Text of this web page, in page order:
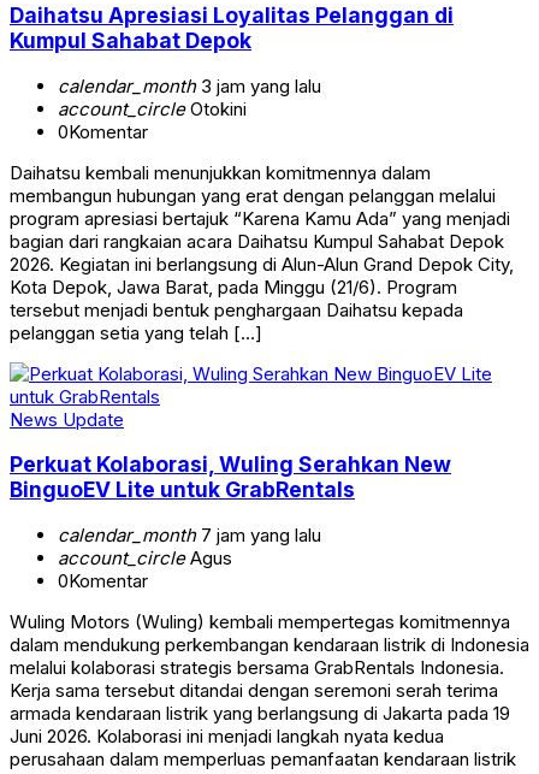
Daihatsu Apresiasi Loyalitas Pelanggan di
Kumpul Sahabat Depok
calendar_month3 jam yang lalu
account_circleOtokini
0Komentar
Daihatsu kembali menunjukkan komitmennya dalam
membangun hubungan yang erat dengan pelanggan melalui
program apresiasi bertajuk “Karena Kamu Ada” yang menjadi
bagian dari rangkaian acara Daihatsu Kumpul Sahabat Depok
2026. Kegiatan ini berlangsung di Alun-Alun Grand Depok City,
Kota Depok, Jawa Barat, pada Minggu (21/6). Program
tersebut menjadi bentuk penghargaan Daihatsu kepada
pelanggan setia yang telah […]
News Update
Perkuat Kolaborasi, Wuling Serahkan New
BinguoEV Lite untuk GrabRentals
calendar_month7 jam yang lalu
account_circleAgus
0Komentar
Wuling Motors (Wuling) kembali mempertegas komitmennya
dalam mendukung perkembangan kendaraan listrik di Indonesia
melalui kolaborasi strategis bersama GrabRentals Indonesia.
Kerja sama tersebut ditandai dengan seremoni serah terima
armada kendaraan listrik yang berlangsung di Jakarta pada 19
Juni 2026. Kolaborasi ini menjadi langkah nyata kedua
perusahaan dalam memperluas pemanfaatan kendaraan listrik